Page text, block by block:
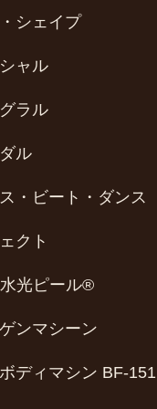
シェイプ
ャル
ラル
ル
・ビート・ダンス
クト
光ピール®
ンマシーン
ディマシン BF-151